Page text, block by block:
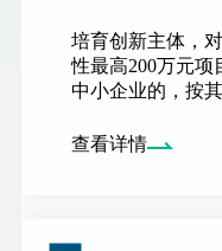
培育创新主体，
性最高200万元项
中小企业的，按
场景建设，单个
水平。单个机构
查看详情